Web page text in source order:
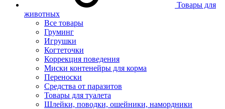
Товары для
животных
Все товары
Груминг
Игрушки
Когтеточки
Коррекция поведения
Миски контенейры для корма
Переноски
Средства от паразитов
Товары для туалета
Шлейки, поводки, ошейники, намордники